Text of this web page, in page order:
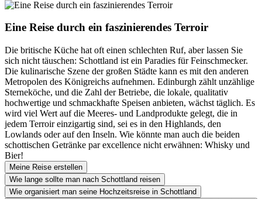
Eine Reise durch ein faszinierendes Terroir
Die britische Küche hat oft einen schlechten Ruf, aber lassen Sie
sich nicht täuschen: Schottland ist ein Paradies für Feinschmecker.
Die kulinarische Szene der großen Städte kann es mit den anderen
Metropolen des Königreichs aufnehmen. Edinburgh zählt unzählige
Sterneköche, und die Zahl der Betriebe, die lokale, qualitativ
hochwertige und schmackhafte Speisen anbieten, wächst täglich. Es
wird viel Wert auf die Meeres- und Landprodukte gelegt, die in
jedem Terroir einzigartig sind, sei es in den Highlands, den
Lowlands oder auf den Inseln. Wie könnte man auch die beiden
schottischen Getränke par excellence nicht erwähnen: Whisky und
Bier!
Meine Reise erstellen
Wie lange sollte man nach Schottland reisen
Wie organisiert man seine Hochzeitsreise in Schottland